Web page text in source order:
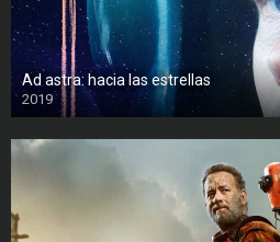
Ad astra: hacia las estrellas
2019